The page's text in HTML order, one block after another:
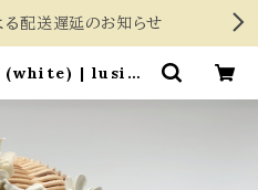
配送遅延のお知らせ
| lusikk